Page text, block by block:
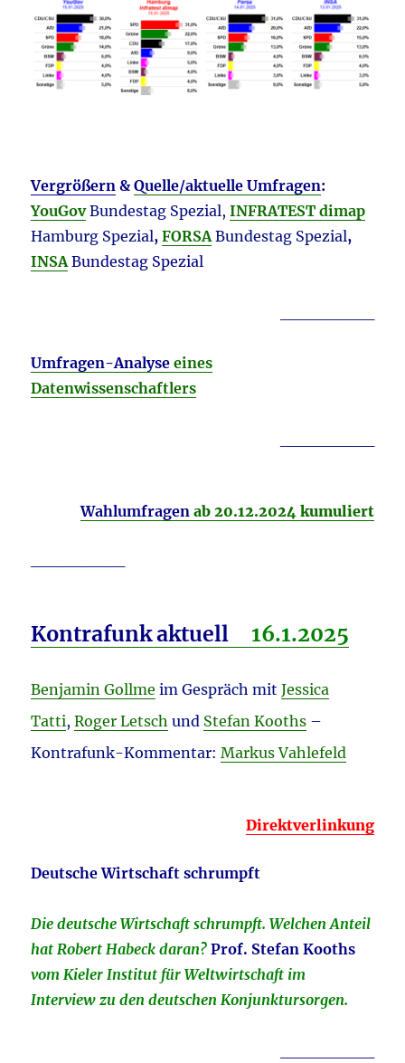
Vergrößern &Quelle/aktuelle Umfragen:
YouGovBundestag Spezial,INFRATEST dimap
Hamburg Spezial,FORSABundestag Spezial,
INSABundestag Spezial
Umfragen-Analyseeines
Datenwissenschaftlers
Wahlumfragenab 20.12.2024 kumuliert
Kontrafunk aktuell 16.1.2025
Benjamin Gollme im Gespräch mitJessica
Tatti,Roger Letsch und Stefan Kooths –
Kontrafunk-Kommentar:Markus Vahlefeld
Direktverlinkung
Deutsche Wirtschaft schrumpft
Die deutsche Wirtschaft schrumpft. Welchen Anteil
hat Robert Habeck daran?Prof. Stefan Kooths
vom Kieler Institut für Weltwirtschaft im
Interview zu den deutschen Konjunktursorgen.